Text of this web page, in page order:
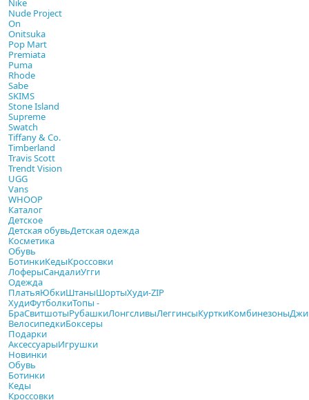
Nude Project
On
Onitsuka
Pop Mart
Premiata
Puma
Rhode
Sabe
SKIMS
Stone Island
Supreme
Swatch
Tiffany & Co.
Timberland
Travis Scott
Trendt Vision
UGG
Vans
WHOOP
Каталог
Детское
Детская обувьДетская одежда
Косметика
Обувь
БотинкиКедыКроссовки
ЛоферыСандалиУгги
Одежда
ПлатьяЮбкиШтаныШортыХуди-ZIP
ХудиФутболкиТопы -
БраСвитшотыРубашкиЛонгсливыЛеггинсыКурткиКомбинезоны
ВелосипедкиБоксеры
Подарки
АксессуарыИгрушки
Новинки
Обувь
Ботинки
Кеды
Кроссовки